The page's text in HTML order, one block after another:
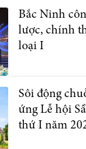
Bắc Ninh
lược, chính
loại I
Sôi động
ứng Lễ hội
thứ I năm